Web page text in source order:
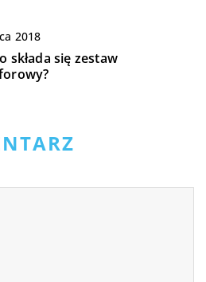
2018
składa się zestaw